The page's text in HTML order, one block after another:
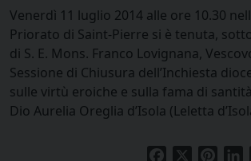
Venerdì 11 luglio 2014 alle ore 10.30
Priorato di Saint-Pierre si è tenuta,
di S. E. Mons. Franco Lovignana,
Sessione di Chiusura dell’Inchiesta
sulle virtù eroiche e sulla fama di
Dio Aurelia Oreglia d’Isola (Leletta
Facebook